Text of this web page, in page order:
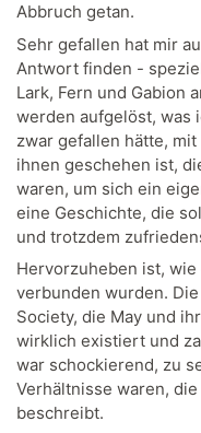
Abbruch getan.
Sehr gefallen hat mir
Antwort finden -
Lark, Fern und Gabion
werden aufgelöst, was
zwar gefallen hätte,
ihnen geschehen ist,
waren, um sich ein
eine Geschichte, die
und trotzdem
Hervorzuheben ist,
verbunden wurden.
Society, die May und
wirklich existiert und
war schockierend, zu
Verhältnisse waren,
beschreibt.